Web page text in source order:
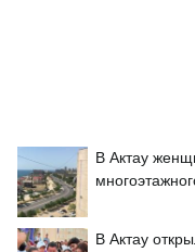
В Актау
В Актау